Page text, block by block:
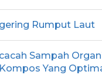
Rumput Laut
Sampah
Yang